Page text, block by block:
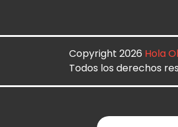
Copyright 2026 Hola
Todos los derechos